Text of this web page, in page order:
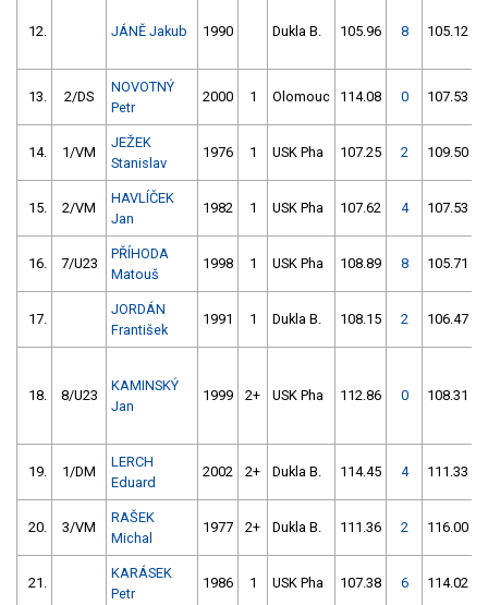
12. JÁNĚ Jakub 1990 Dukla B. 105.96 8 105.12
13. 2/DS
NOVOTNÝ
Petr
2000 1 Olomouc 114.08 0 107.53
14. 1/VM
JEŽEK
Stanislav
1976 1 USK Pha 107.25 2 109.50
15. 2/VM
HAVLÍČEK
Jan
1982 1 USK Pha 107.62 4 107.53
16. 7/U23
PŘÍHODA
Matouš
1998 1 USK Pha 108.89 8 105.71
17.
JORDÁN
František
1991 1 Dukla B. 108.15 2 106.47
18. 8/U23
KAMINSKÝ
Jan
1999 2+ USK Pha 112.86 0 108.31
19. 1/DM
LERCH
Eduard
2002 2+ Dukla B. 114.45 4 111.33
20. 3/VM
RAŠEK
Michal
1977 2+ Dukla B. 111.36 2 116.00
21.
KARÁSEK
Petr
1986 1 USK Pha 107.38 6 114.02